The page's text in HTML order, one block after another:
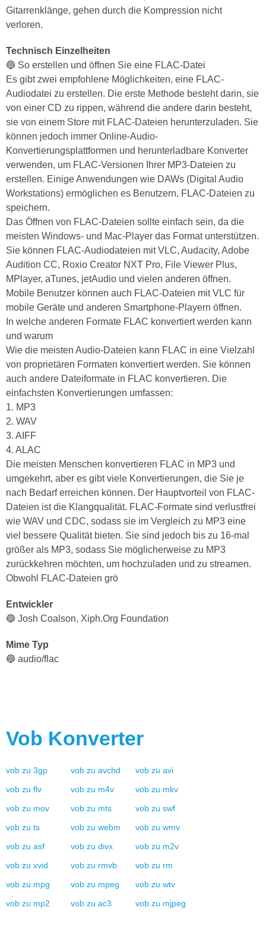
Gitarrenklänge, gehen durch die Kompression nicht
verloren.
Technisch Einzelheiten
🔵 So erstellen und öffnen Sie eine FLAC-Datei
Es gibt zwei empfohlene Möglichkeiten, eine FLAC-
Audiodatei zu erstellen. Die erste Methode besteht darin, sie
von einer CD zu rippen, während die andere darin besteht,
sie von einem Store mit FLAC-Dateien herunterzuladen. Sie
können jedoch immer Online-Audio-
Konvertierungsplattformen und herunterladbare Konverter
verwenden, um FLAC-Versionen Ihrer MP3-Dateien zu
erstellen. Einige Anwendungen wie DAWs (Digital Audio
Workstations) ermöglichen es Benutzern, FLAC-Dateien zu
speichern.
Das Öffnen von FLAC-Dateien sollte einfach sein, da die
meisten Windows- und Mac-Player das Format unterstützen.
Sie können FLAC-Audiodateien mit VLC, Audacity, Adobe
Audition CC, Roxio Creator NXT Pro, File Viewer Plus,
MPlayer, aTunes, jetAudio und vielen anderen öffnen.
Mobile Benutzer können auch FLAC-Dateien mit VLC für
mobile Geräte und anderen Smartphone-Playern öffnen.
In welche anderen Formate FLAC konvertiert werden kann
und warum
Wie die meisten Audio-Dateien kann FLAC in eine Vielzahl
von proprietären Formaten konvertiert werden. Sie können
auch andere Dateiformate in FLAC konvertieren. Die
einfachsten Konvertierungen umfassen:
1. MP3
2. WAV
3. AIFF
4. ALAC
Die meisten Menschen konvertieren FLAC in MP3 und
umgekehrt, aber es gibt viele Konvertierungen, die Sie je
nach Bedarf erreichen können. Der Hauptvorteil von FLAC-
Dateien ist die Klangqualität. FLAC-Formate sind verlustfrei
wie WAV und CDC, sodass sie im Vergleich zu MP3 eine
viel bessere Qualität bieten. Sie sind jedoch bis zu 16-mal
größer als MP3, sodass Sie möglicherweise zu MP3
zurückkehren möchten, um hochzuladen und zu streamen.
Obwohl FLAC-Dateien grö
Entwickler
🔵 Josh Coalson, Xiph.Org Foundation
Mime Typ
🔵 audio/flac
Vob Konverter
vob zu 3gp vob zu avchd vob zu avi
vob zu flv vob zu m4v vob zu mkv
vob zu mov vob zu mts vob zu swf
vob zu ts vob zu webm vob zu wmv
vob zu asf vob zu divx vob zu m2v
vob zu xvid vob zu rmvb vob zu rm
vob zu mpg vob zu mpeg vob zu wtv
vob zu mp2 vob zu ac3 vob zu mjpeg